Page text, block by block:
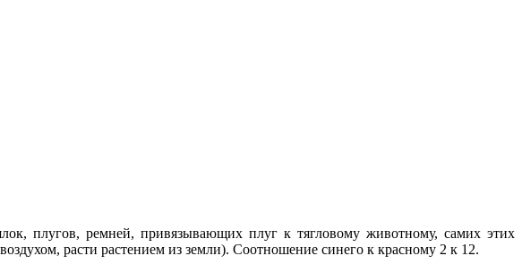
плугов, ремней, привязывающих плуг к тягловому животному, самих этих
расти растением из земли). Соотношение синего к красному 2 к 12.